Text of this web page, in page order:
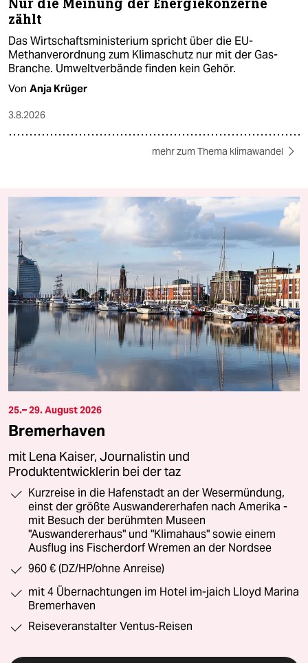
Nur die Meinung der Energiekonzerne
zählt
Das Wirtschaftsministerium spricht über die EU-
Methanverordnung zum Klimaschutz nur mit der Gas-
Branche. Umweltverbände finden kein Gehör.
Von Anja Krüger
3.8.2026
mehr zum Thema klimawandel
25.– 29. August 2026
Bremerhaven
mit Lena Kaiser, Journalistin und
Produktentwicklerin bei der taz
Kurzreise in die Hafenstadt an der Wesermündung,
einst der größte Auswandererhafen nach Amerika -
mit Besuch der berühmten Museen
"Auswandererhaus" und "Klimahaus" sowie einem
Ausflug ins Fischerdorf Wremen an der Nordsee
960 € (DZ/HP/ohne Anreise)
mit 4 Übernachtungen im Hotel im-jaich Lloyd Marina
Bremerhaven
Reiseveranstalter Ventus-Reisen